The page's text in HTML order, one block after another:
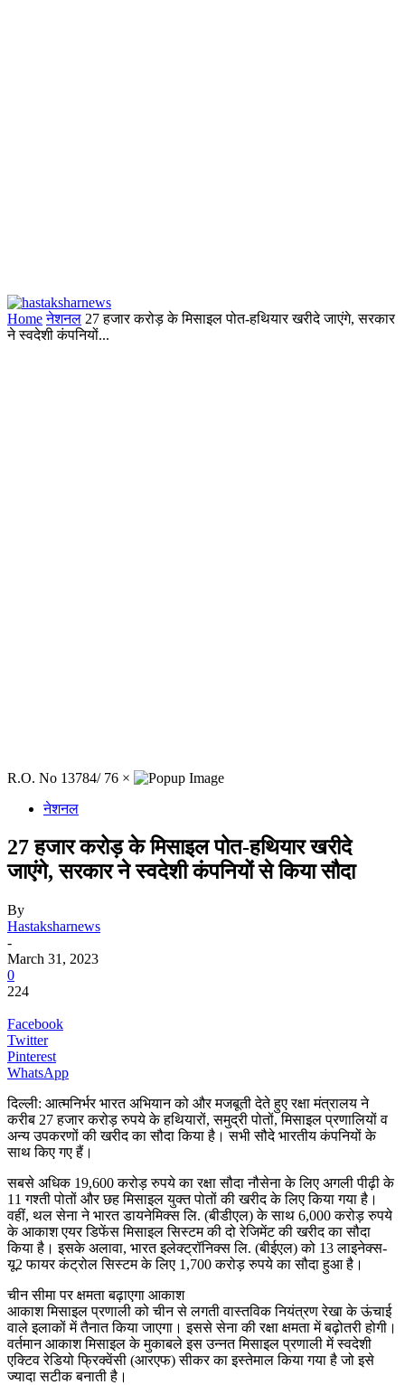
Home नेशनल 27 हजार करोड़ के मिसाइल पोत-हथियार खरीदे जाएंगे, सरकार
ने स्वदेशी कंपनियों...
R.O. No 13784/ 76 ×
नेशनल
27 हजार करोड़ के मिसाइल पोत-हथियार खरीदे
जाएंगे, सरकार ने स्वदेशी कंपनियों से किया सौदा
By
Hastaksharnews
-
March 31, 2023
0
224
Facebook
Twitter
Pinterest
WhatsApp
दिल्ली: आत्मनिर्भर भारत अभियान को और मजबूती देते हुए रक्षा मंत्रालय ने
करीब 27 हजार करोड़ रुपये के हथियारों, समुद्री पोतों, मिसाइल प्रणालियों व
अन्य उपकरणों की खरीद का सौदा किया है। सभी सौदे भारतीय कंपनियों के
साथ किए गए हैं।
सबसे अधिक 19,600 करोड़ रुपये का रक्षा सौदा नौसेना के लिए अगली पीढ़ी के
11 गश्ती पोतों और छह मिसाइल युक्त पोतों की खरीद के लिए किया गया है।
वहीं, थल सेना ने भारत डायनेमिक्स लि. (बीडीएल) के साथ 6,000 करोड़ रुपये
के आकाश एयर डिफेंस मिसाइल सिस्टम की दो रेजिमेंट की खरीद का सौदा
किया है। इसके अलावा, भारत इलेक्ट्रॉनिक्स लि. (बीईएल) को 13 लाइनेक्स-
यू2 फायर कंट्रोल सिस्टम के लिए 1,700 करोड़ रुपये का सौदा हुआ है।
चीन सीमा पर क्षमता बढ़ाएगा आकाश
आकाश मिसाइल प्रणाली को चीन से लगती वास्तविक नियंत्रण रेखा के ऊंचाई
वाले इलाकों में तैनात किया जाएगा। इससे सेना की रक्षा क्षमता में बढ़ोतरी होगी।
वर्तमान आकाश मिसाइल के मुकाबले इस उन्नत मिसाइल प्रणाली में स्वदेशी
एक्टिव रेडियो फ्रिक्वेंसी (आरएफ) सीकर का इस्तेमाल किया गया है जो इसे
ज्यादा सटीक बनाती है।